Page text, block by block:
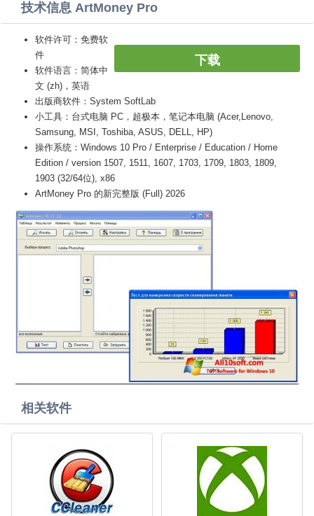
技术信息 ArtMoney Pro
下载
软件许可：免费软
件
软件语言：简体中
文 (zh)，英语
出版商软件：System SoftLab
小工具：台式电脑 PC，超极本，笔记本电脑 (Acer,Lenovo,
Samsung, MSI, Toshiba, ASUS, DELL, HP)
操作系统：Windows 10 Pro / Enterprise / Education / Home
Edition / version 1507, 1511, 1607, 1703, 1709, 1803, 1809,
1903 (32/64位), x86
ArtMoney Pro 的新完整版 (Full) 2026
相关软件